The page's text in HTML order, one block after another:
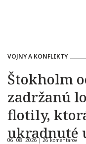
VOJNY A KONFLIKTY
Štokholm
zadržanú
flotily,
ukradnuté
06. 08. 2026 |26 komentárov